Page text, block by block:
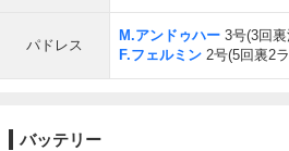
パドレス
M.アンドゥハー 3号(3回
F.フェルミン 2号(5回裏2
バッテリー